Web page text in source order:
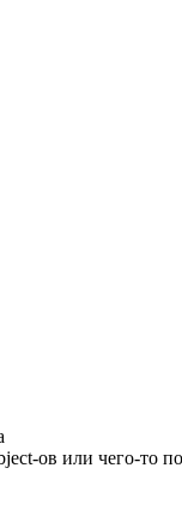
ов или чего-то